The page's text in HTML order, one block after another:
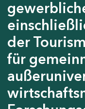
der
für